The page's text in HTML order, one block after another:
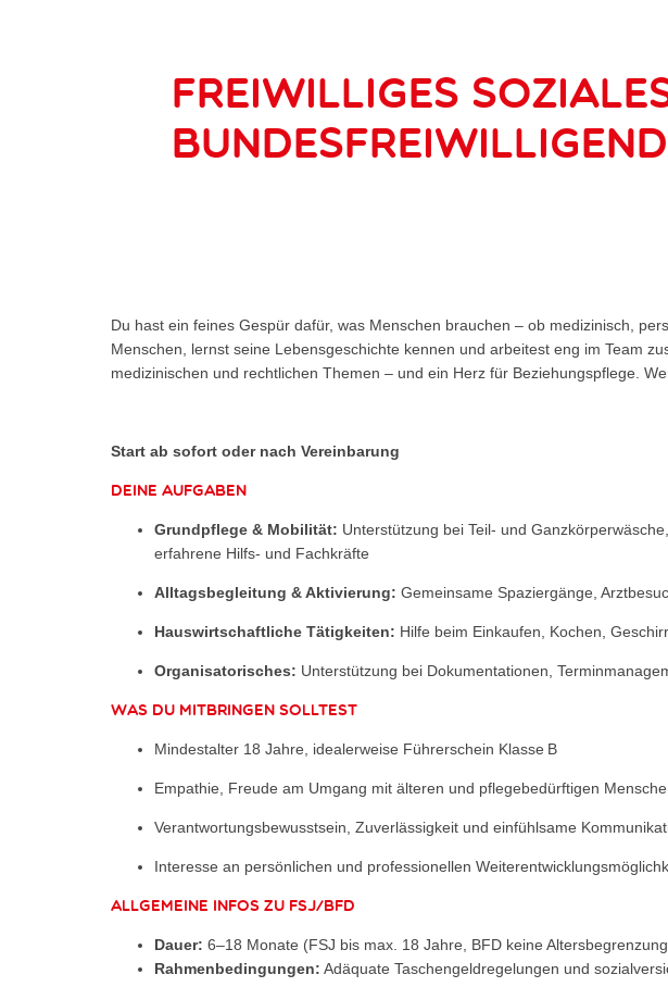
Freiwilliges
Du hast ein feines Gespür dafür, was Menschen brauchen – ob medizinisch,
Menschen, lernst seine Lebensgeschichte kennen und arbeitest eng im Team
medizinischen und rechtlichen Themen – und ein Herz für Beziehungspflege.
Start ab sofort oder nach Vereinbarung
Deine Aufgaben
Grundpflege & Mobilität: Unterstützung bei Teil- und
erfahrene Hilfs- und Fachkräfte
Alltagsbegleitung & Aktivierung: Gemeinsame Spaziergänge,
Hauswirtschaftliche Tätigkeiten: Hilfe beim Einkaufen, Kochen,
Organisatorisches: Unterstützung bei Dokumentationen,
Was du mitbringen solltest
Mindestalter 18 Jahre, idealerweise Führerschein Klasse B
Empathie, Freude am Umgang mit älteren und pflegebedürftigen
Verantwortungsbewusstsein, Zuverlässigkeit und einfühlsame
Interesse an persönlichen und professionellen
Allgemeine Infos zu FSJ/BFD
Dauer: 6–18 Monate (FSJ bis max. 18 Jahre, BFD keine
Rahmenbedingungen: Adäquate Taschengeldregelungen und